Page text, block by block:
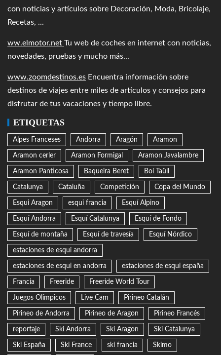
con noticias y artículos sobre Decoración, Moda, Bricolaje,
Recetas, ...
ww.elmotor.net Tu web de coches en internet con noticias,
novedades, pruebas y mucho más...
www.zoomdestinos.es Encuentra información sobre
destinos de viajes entre miles de artículos y consejos para
disfrutar de tus vacaciones y tiempo libre.
ETIQUETAS
Alpes Franceses Andorra Aragón Aramon
Aramon cerler Aramon Formigal Aramon Javalambre
Aramon Panticosa Baqueira Beret Boí Taüll
Catalunya Cataluña Competición Copa del Mundo
Esqui Aragon esqui francia Esquí Alpino
Esquí Andorra Esquí Catalunya Esquí de Fondo
Esquí de montaña Esquí de travesía Esquí Nórdico
estaciones de esqui andorra
estaciones de esqui en andorra estaciones de esqui españa
Francia Freeride Freeride World Tour
Juegos Olímpicos Live Cam Pirineo Catalán
Pirineo de Andorra Pirineo de Aragon Pirineo Francés
reportaje Ski Andorra Ski Aragon Ski Catalunya
Ski España Ski France ski francia Skimo